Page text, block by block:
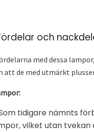
och
med dessa
att de med utmärkt
tidigare nämnts
vilket utan tvekan